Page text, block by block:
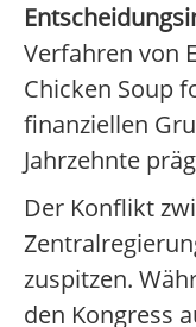
Verfahren von
Chicken Soup
finanziellen
Jahrzehnte
Der Konflikt
zuspitzen.
den Kongress